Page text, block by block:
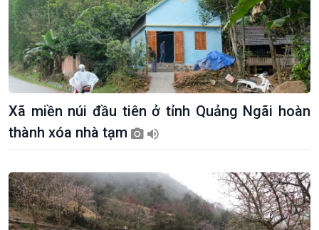
Xã miền núi đầu tiên ở tỉnh Quảng Ngãi hoàn
thành xóa nhà tạm